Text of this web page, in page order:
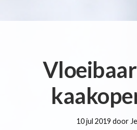
10 jul 2019 door